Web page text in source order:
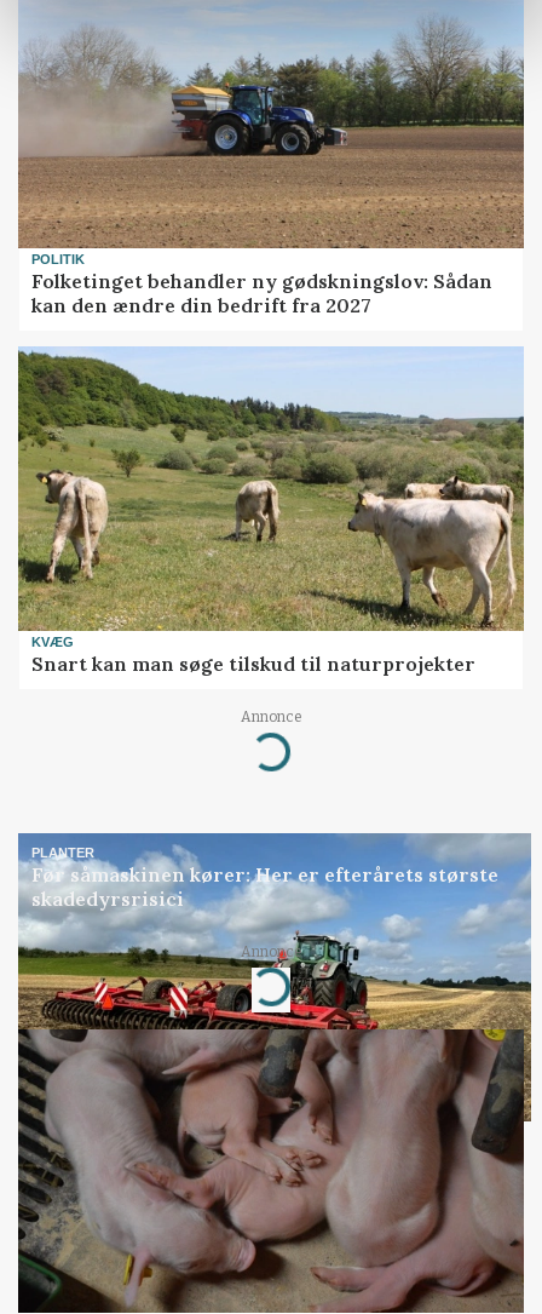
POLITIK
Folketinget behandler ny gødskningslov: Sådan
kan den ændre din bedrift fra 2027
KVÆG
Snart kan man søge tilskud til naturprojekter
Annonce
Loading...
PLANTER
Før såmaskinen kører: Her er efterårets største
skadedyrsrisici
Annonce
Loading...